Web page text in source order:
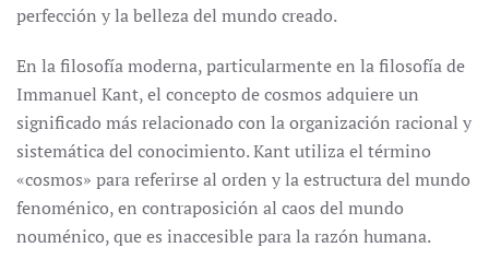
perfección y la belleza del mundo creado.
En la filosofía moderna, particularmente en la filosofía de
Immanuel Kant, el concepto de cosmos adquiere un
significado más relacionado con la organización racional y
sistemática del conocimiento. Kant utiliza el término
«cosmos» para referirse al orden y la estructura del mundo
fenoménico, en contraposición al caos del mundo
nouménico, que es inaccesible para la razón humana.